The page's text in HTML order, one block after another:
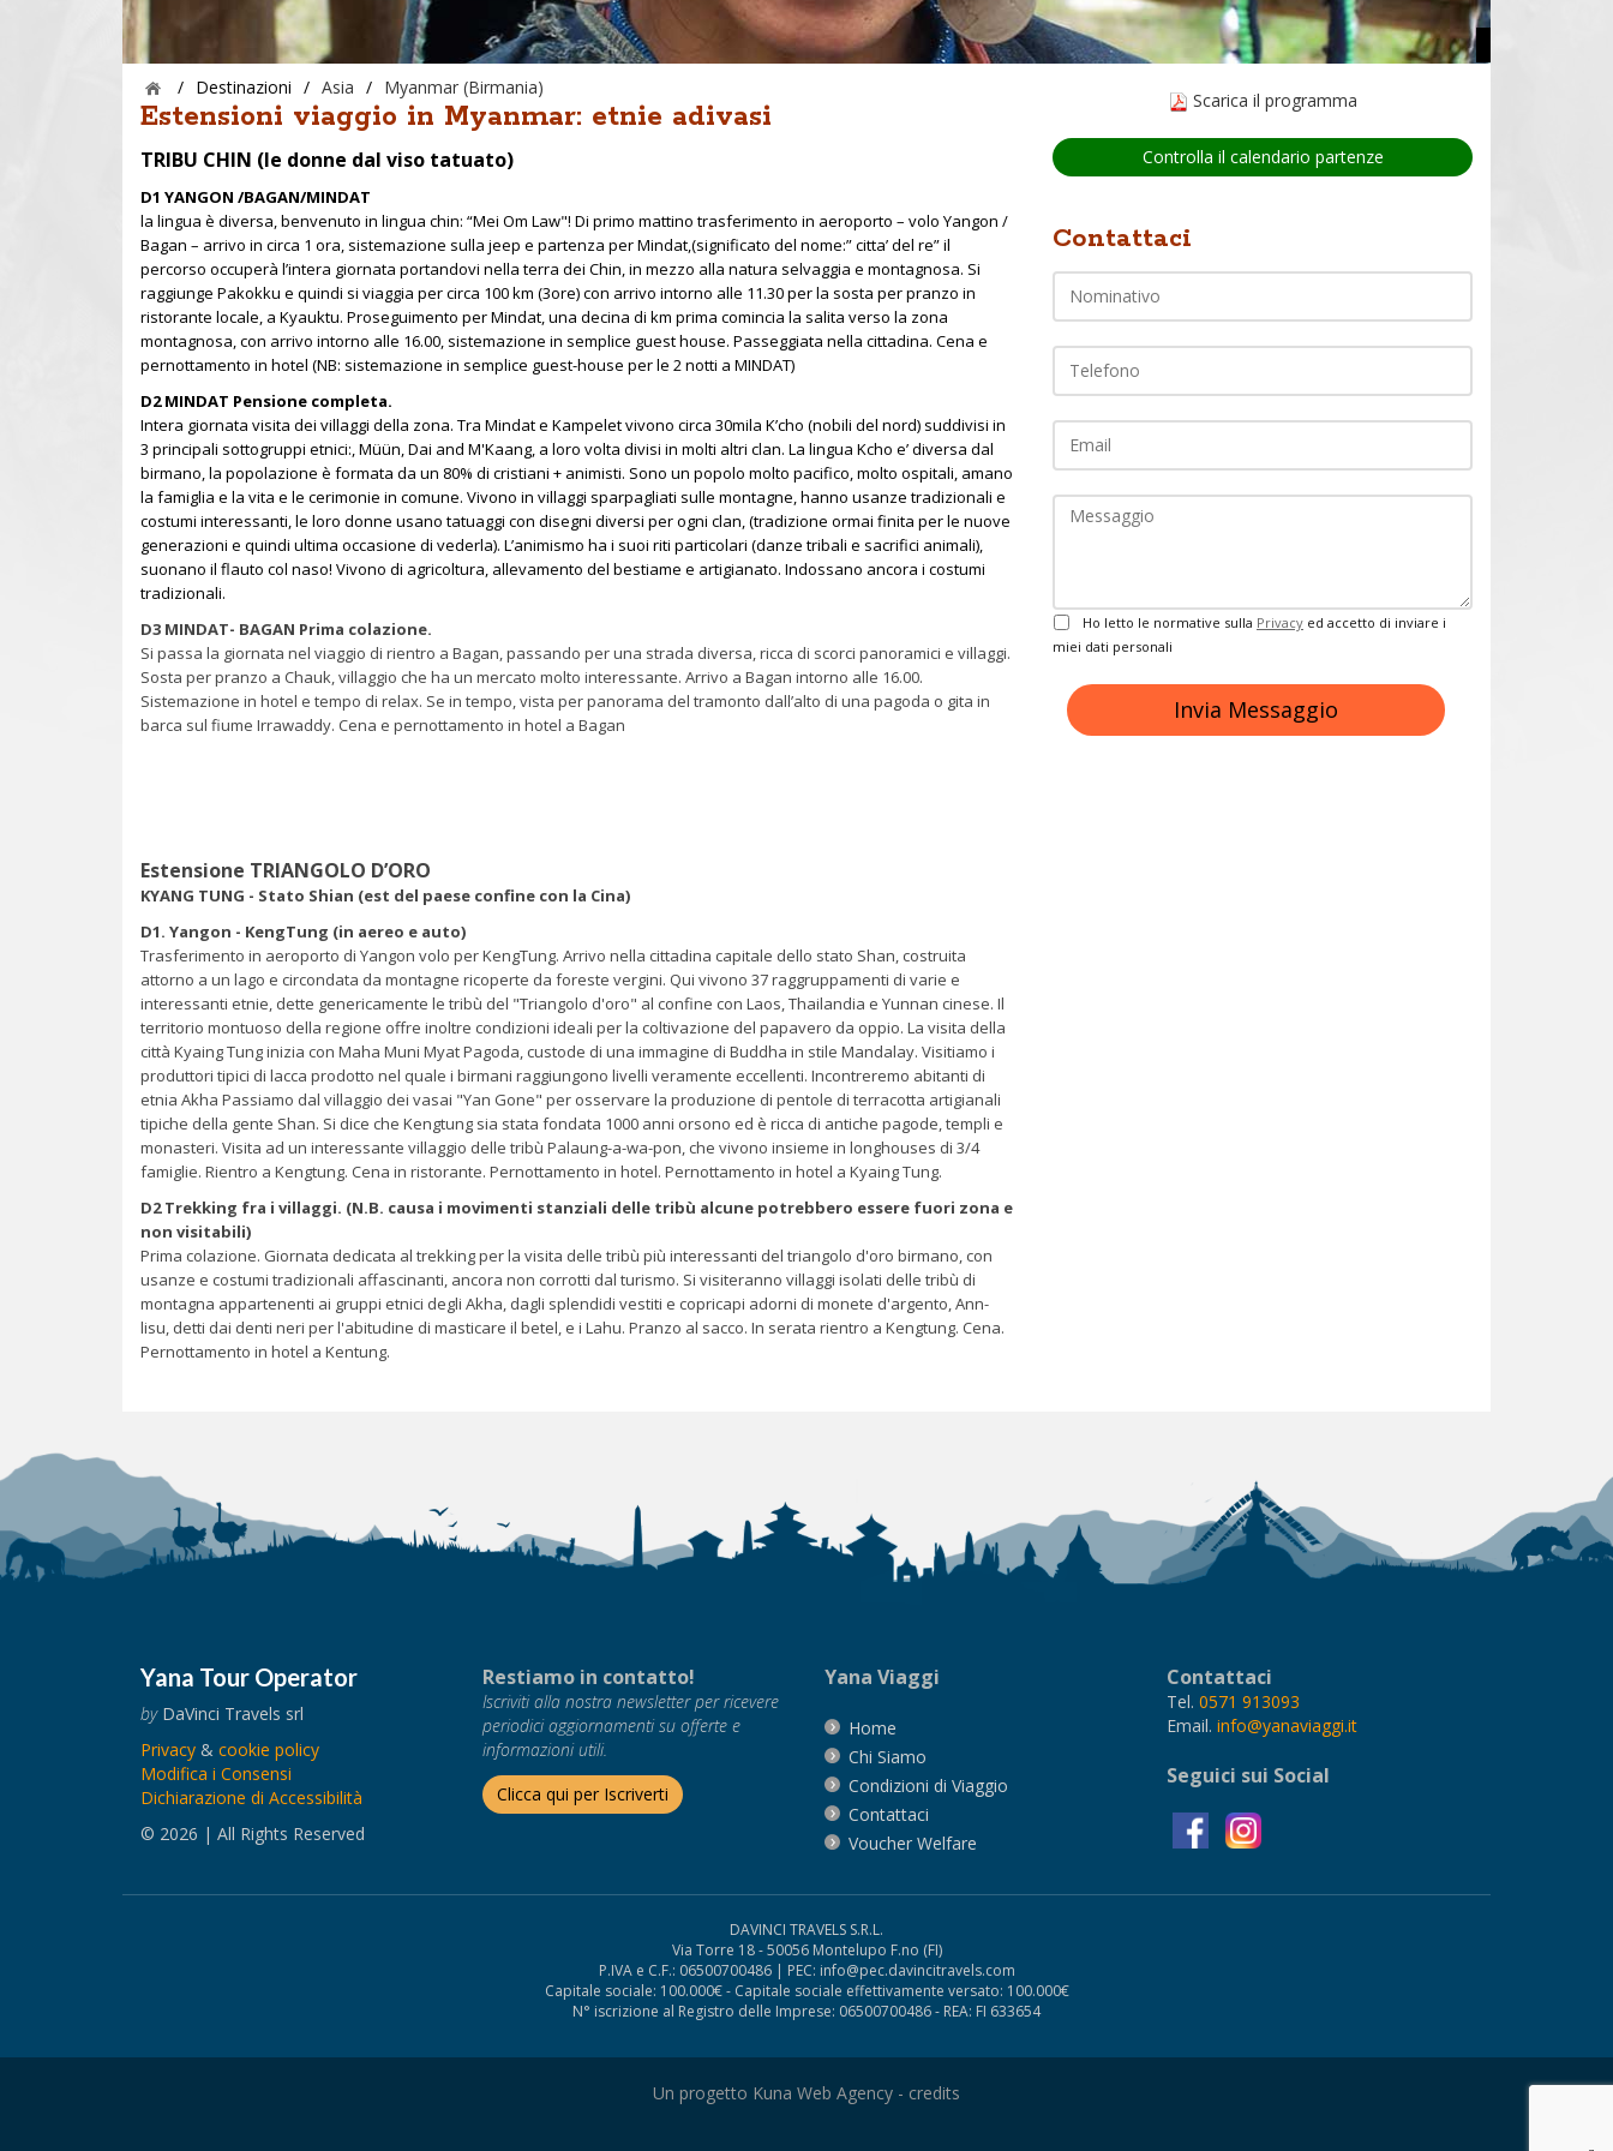
/ Destinazioni / Asia / Myanmar (Birmania)
Estensioni viaggio in Myanmar: etnie adivasi
TRIBU CHIN (le donne dal viso tatuato)
D1 YANGON /BAGAN/MINDAT
la lingua è diversa, benvenuto in lingua chin: “Mei Om Law"! Di primo mattino trasferimento in aeroporto – volo Yangon /
Bagan – arrivo in circa 1 ora, sistemazione sulla jeep e partenza per Mindat,(significato del nome:” citta’ del re” il
percorso occuperà l’intera giornata portandovi nella terra dei Chin, in mezzo alla natura selvaggia e montagnosa. Si
raggiunge Pakokku e quindi si viaggia per circa 100 km (3ore) con arrivo intorno alle 11.30 per la sosta per pranzo in
ristorante locale, a Kyauktu. Proseguimento per Mindat, una decina di km prima comincia la salita verso la zona
montagnosa, con arrivo intorno alle 16.00, sistemazione in semplice guest house. Passeggiata nella cittadina. Cena e
pernottamento in hotel (NB: sistemazione in semplice guest-house per le 2 notti a MINDAT)
D2 MINDAT Pensione completa.
Intera giornata visita dei villaggi della zona. Tra Mindat e Kampelet vivono circa 30mila K’cho (nobili del nord) suddivisi in
3 principali sottogruppi etnici:, Müün, Dai and M'Kaang, a loro volta divisi in molti altri clan. La lingua Kcho e’ diversa dal
birmano, la popolazione è formata da un 80% di cristiani + animisti. Sono un popolo molto pacifico, molto ospitali, amano
la famiglia e la vita e le cerimonie in comune. Vivono in villaggi sparpagliati sulle montagne, hanno usanze tradizionali e
costumi interessanti, le loro donne usano tatuaggi con disegni diversi per ogni clan, (tradizione ormai finita per le nuove
generazioni e quindi ultima occasione di vederla). L’animismo ha i suoi riti particolari (danze tribali e sacrifici animali),
suonano il flauto col naso! Vivono di agricoltura, allevamento del bestiame e artigianato. Indossano ancora i costumi
tradizionali.
D3 MINDAT- BAGAN Prima colazione.
Si passa la giornata nel viaggio di rientro a Bagan, passando per una strada diversa, ricca di scorci panoramici e villaggi.
Sosta per pranzo a Chauk, villaggio che ha un mercato molto interessante. Arrivo a Bagan intorno alle 16.00.
Sistemazione in hotel e tempo di relax. Se in tempo, vista per panorama del tramonto dall’alto di una pagoda o gita in
barca sul fiume Irrawaddy. Cena e pernottamento in hotel a Bagan
Estensione TRIANGOLO D’ORO
KYANG TUNG - Stato Shian (est del paese confine con la Cina)
D1. Yangon - KengTung (in aereo e auto)
Trasferimento in aeroporto di Yangon volo per KengTung. Arrivo nella cittadina capitale dello stato Shan, costruita
attorno a un lago e circondata da montagne ricoperte da foreste vergini. Qui vivono 37 raggruppamenti di varie e
interessanti etnie, dette genericamente le tribù del "Triangolo d'oro" al confine con Laos, Thailandia e Yunnan cinese. Il
territorio montuoso della regione offre inoltre condizioni ideali per la coltivazione del papavero da oppio. La visita della
città Kyaing Tung inizia con Maha Muni Myat Pagoda, custode di una immagine di Buddha in stile Mandalay. Visitiamo i
produttori tipici di lacca prodotto nel quale i birmani raggiungono livelli veramente eccellenti. Incontreremo abitanti di
etnia Akha Passiamo dal villaggio dei vasai "Yan Gone" per osservare la produzione di pentole di terracotta artigianali
tipiche della gente Shan. Si dice che Kengtung sia stata fondata 1000 anni orsono ed è ricca di antiche pagode, templi e
monasteri. Visita ad un interessante villaggio delle tribù Palaung-a-wa-pon, che vivono insieme in longhouses di 3/4
famiglie. Rientro a Kengtung. Cena in ristorante. Pernottamento in hotel. Pernottamento in hotel a Kyaing Tung.
D2 Trekking fra i villaggi. (N.B. causa i movimenti stanziali delle tribù alcune potrebbero essere fuori zona e
non visitabili)
Prima colazione. Giornata dedicata al trekking per la visita delle tribù più interessanti del triangolo d'oro birmano, con
usanze e costumi tradizionali affascinanti, ancora non corrotti dal turismo. Si visiteranno villaggi isolati delle tribù di
montagna appartenenti ai gruppi etnici degli Akha, dagli splendidi vestiti e copricapi adorni di monete d'argento, Ann-
lisu, detti dai denti neri per l'abitudine di masticare il betel, e i Lahu. Pranzo al sacco. In serata rientro a Kengtung. Cena.
Pernottamento in hotel a Kentung.
Scarica il programma
Controlla il calendario partenze
Contattaci
Privacy
Ho letto le normative sulla Privacy ed accetto di inviare i
miei dati personali
Invia Messaggio
Yana Tour Operator
byDaVinci Travels srl
Privacy & cookie policy
Modifica i Consensi
Dichiarazione di Accessibilità
© 2026 | All Rights Reserved
Restiamo in contatto!
Iscriviti alla nostra newsletter per ricevere
periodici aggiornamenti su offerte e
informazioni utili.
Clicca qui per Iscriverti
Yana Viaggi
Home
Chi Siamo
Condizioni di Viaggio
Contattaci
Voucher Welfare
Contattaci
Tel. 0571 913093
Email. info@yanaviaggi.it
Seguici sui Social
DAVINCI TRAVELS S.R.L.
Via Torre 18 - 50056 Montelupo F.no (FI)
P.IVA e C.F.: 06500700486 | PEC: info@pec.davincitravels.com
Capitale sociale: 100.000€ - Capitale sociale effettivamente versato: 100.000€
N° iscrizione al Registro delle Imprese: 06500700486 - REA: FI 633654
Un progetto Kuna Web Agency - credits